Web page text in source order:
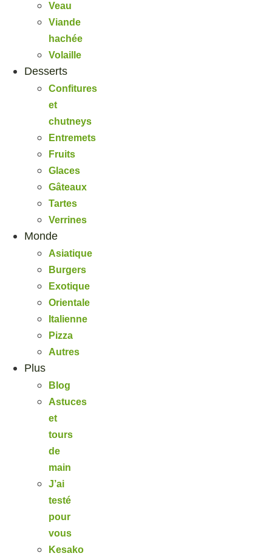
Veau
Viande
hachée
Volaille
Desserts
Confitures
et
chutneys
Entremets
Fruits
Glaces
Gâteaux
Tartes
Verrines
Monde
Asiatique
Burgers
Exotique
Orientale
Italienne
Pizza
Autres
Plus
Blog
Astuces
et
tours
de
main
J’ai
testé
pour
vous
Kesako